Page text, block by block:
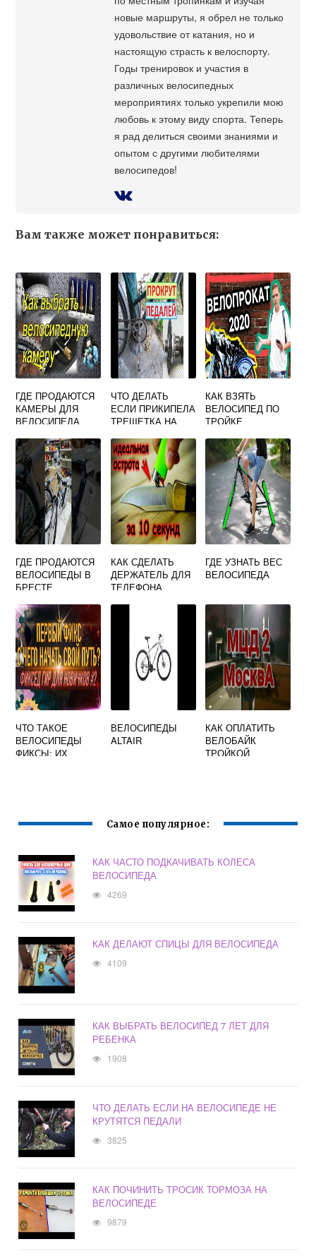
новые маршруты, я обрел не только
удовольствие от катания, но и
настоящую страсть к велоспорту.
Годы тренировок и участия в
различных велосипедных
мероприятиях только укрепили мою
любовь к этому виду спорта. Теперь
я рад делиться своими знаниями и
опытом с другими любителями
велосипедов!
Вам также может понравиться:
ГДЕ ПРОДАЮТСЯ
КАМЕРЫ ДЛЯ
ВЕЛОСИПЕДА
ЧТО ДЕЛАТЬ
ЕСЛИ ПРИКИПЕЛА
ТРЕЩЕТКА НА
КАК ВЗЯТЬ
ВЕЛОСИПЕД ПО
ТРОЙКЕ
ГДЕ ПРОДАЮТСЯ
ВЕЛОСИПЕДЫ В
БРЕСТЕ
КАК СДЕЛАТЬ
ДЕРЖАТЕЛЬ ДЛЯ
ТЕЛЕФОНА
ГДЕ УЗНАТЬ ВЕС
ВЕЛОСИПЕДА
ЧТО ТАКОЕ
ВЕЛОСИПЕДЫ
ФИКСЫ: ИХ
ВЕЛОСИПЕДЫ
ALTAIR
КАК ОПЛАТИТЬ
ВЕЛОБАЙК
ТРОЙКОЙ
Самое популярное:
КАК ЧАСТО ПОДКАЧИВАТЬ КОЛЕСА
ВЕЛОСИПЕДА
4269
КАК ДЕЛАЮТ СПИЦЫ ДЛЯ ВЕЛОСИПЕДА
4109
КАК ВЫБРАТЬ ВЕЛОСИПЕД 7 ЛЕТ ДЛЯ
РЕБЕНКА
1908
ЧТО ДЕЛАТЬ ЕСЛИ НА ВЕЛОСИПЕДЕ НЕ
КРУТЯТСЯ ПЕДАЛИ
3825
КАК ПОЧИНИТЬ ТРОСИК ТОРМОЗА НА
ВЕЛОСИПЕДЕ
9879